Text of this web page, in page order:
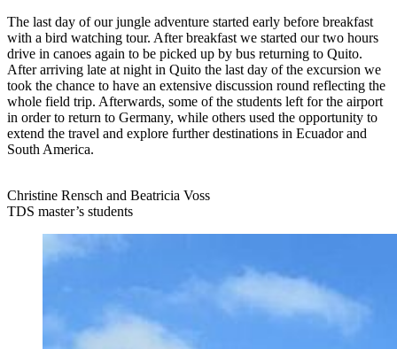
The last day of our jungle adventure started early before breakfast
with a bird watching tour. After breakfast we started our two hours
drive in canoes again to be picked up by bus returning to Quito.
After arriving late at night in Quito the last day of the excursion we
took the chance to have an extensive discussion round reflecting the
whole field trip. Afterwards, some of the students left for the airport
in order to return to Germany, while others used the opportunity to
extend the travel and explore further destinations in Ecuador and
South America.
Christine Rensch and Beatricia Voss
TDS master’s students